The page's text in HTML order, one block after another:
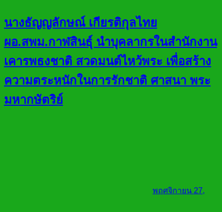
นางธัญญลักษณ์ เกียรติกุลไทย
ผอ.สพม.กาฬสินธ์ุ นำบุคลากรในสำนักงาน
เคารพธงชาติ สวดมนต์ไหว้พระ เพื่อสร้าง
ความตระหนักในการรักชาติ ศาสนา พระ
มหากษัตริย์
พฤศจิกายน 27,